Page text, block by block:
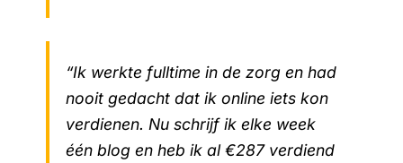
“Ik werkte fulltime in de zorg en had
nooit gedacht dat ik online iets kon
verdienen. Nu schrijf ik elke week
één blog en heb ik al €287 verdiend